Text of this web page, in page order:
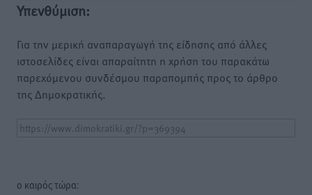
Υπενθύμιση:
Για την μερική αναπαραγωγή της είδησης από άλλες
ιστοσελίδες είναι απαραίτητη η χρήση του παρακάτω
παρεχόμενου συνδέσμου παραπομπής προς το άρθρο
της Δημοκρατικής.
o καιρός τώρα: